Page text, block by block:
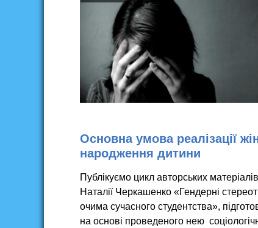
Основна умова реалізації
народження дитини
Публікуємо цикл авторських матеріалів
Наталії Черкашенко «Гендерні
очима сучасного студентства»,
на основі проведеного нею